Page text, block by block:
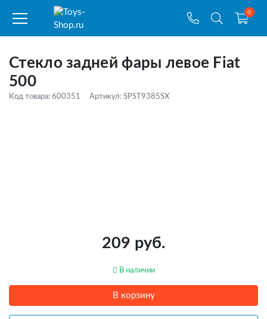
0
Стекло задней фары левое Fiat
500
Код товара: 600351 Артикул: SPST9385SX
209 руб.
В наличии
В корзину